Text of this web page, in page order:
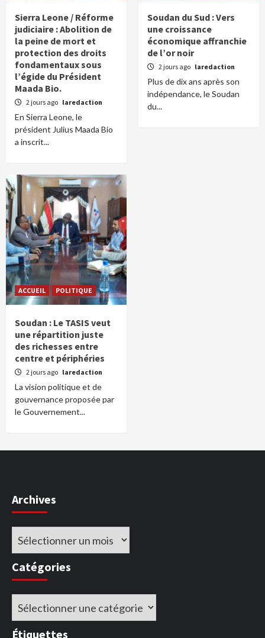
Sierra Leone / Réforme
judiciaire : Abolition de
la peine de mort et
protection des droits
fondamentaux sous
l’égide du Président
Maada Bio.
2 jours ago laredaction
En Sierra Leone, le
président Julius Maada Bio
a inscrit...
Soudan du Sud : Vers
une croissance
économique affranchie
de l’or noir
2 jours ago laredaction
Plus de dix ans après son
indépendance, le Soudan
du...
ACCUEIL POLITIQUE
Soudan : Le TASIS veut
une répartition juste
des richesses entre
centre et périphéries
2 jours ago laredaction
La vision politique et de
gouvernance proposée par
le Gouvernement...
Archives
Archives
Catégories
Catégories
Étiquettes